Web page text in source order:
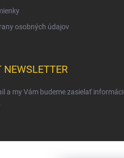
osobných údajov
NEWSLETTER
a my Vám budeme zasielať